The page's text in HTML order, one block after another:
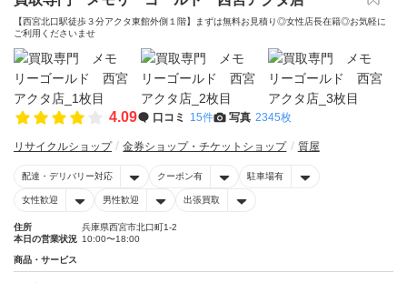
【西宮北口駅徒歩３分アクタ東館外側１階】まずは無料お見積り◎女性店長在籍◎お気軽に
ご利用くださいませ
4.09 口コミ 15件 写真 2345枚
リサイクルショップ 金券ショップ・チケットショップ 質屋
配達・デリバリー対応 クーポン有 駐車場有
女性歓迎 男性歓迎 出張買取
住所
兵庫県西宮市北口町1-2
本日の営業状況 10:00〜18:00
商品・サービス